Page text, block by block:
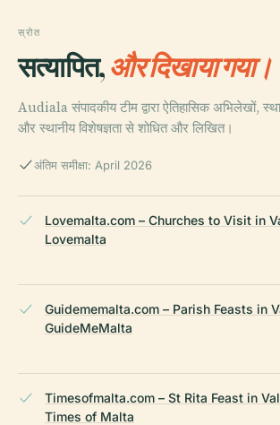
स्रोत
सत्यापित,और दिखाया गया।
Audiala संपादकीय टीम द्वारा ऐतिहासिक अभिलेखों,
और स्थानीय विशेषज्ञता से शोधित और लिखित।
अंतिम समीक्षा: April 2026
Lovemalta.com – Churches to Visit in
Lovemalta
Guidememalta.com – Parish Feasts in
GuideMeMalta
Timesofmalta.com – St Rita Feast in
Times of Malta